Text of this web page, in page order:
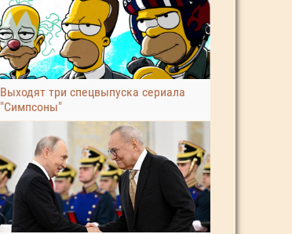
Выходят три спецвыпуска сериала
"Симпсоны"